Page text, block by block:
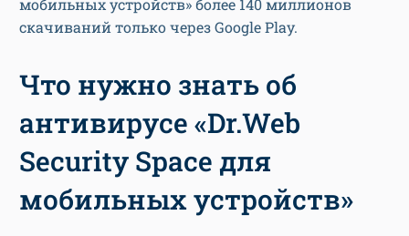
мобильных устройств» более 140 миллионов
скачиваний только через Google Play.
Что нужно знать об
антивирусе «Dr.Web
Security Space для
мобильных устройств»